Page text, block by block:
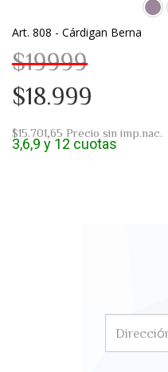
Art. 808 - Cárdigan Berna
$19999
$18.999
$15.701,65 Precio sin imp.nac.
3,6,9 y 12 cuotas